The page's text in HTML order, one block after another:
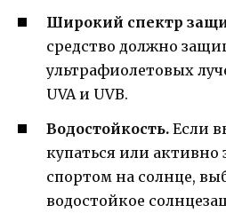
Широкий спектр
средство должно
ультрафиолетовых
UVA и UVB.
Водостойкость. Если
купаться или активно
спортом на солнце,
водостойкое